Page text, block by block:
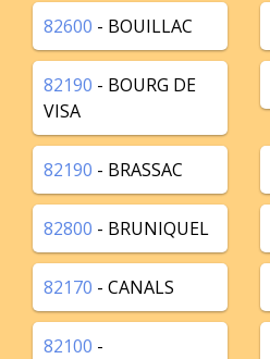
82600 - BOUILLAC
82190 - BOURG DE
VISA
82190 - BRASSAC
82800 - BRUNIQUEL
82170 - CANALS
82100 -